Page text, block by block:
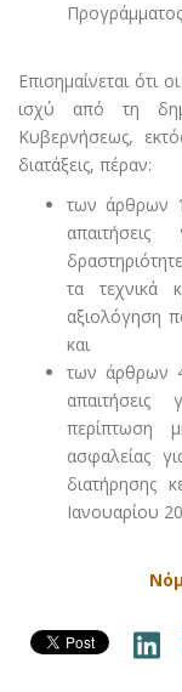
Επισημαίνεται ότι
ισχύ από τη
Κυβερνήσεως,
διατάξεις, πέραν:
των άρθρων
τα τεχνικά
αξιολόγηση
και
των άρθρων
περίπτωση
ασφαλείας
διατήρησης
Ιανουαρίου